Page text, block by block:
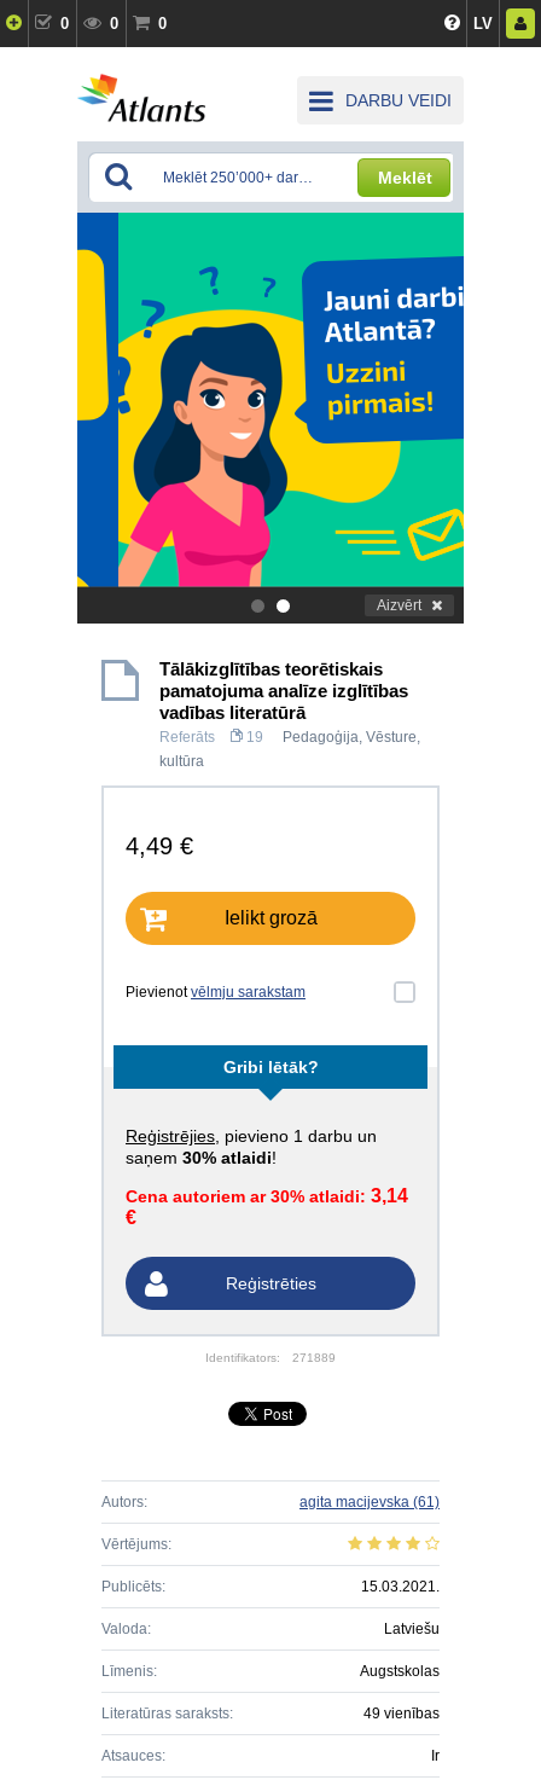
0 0 0 LV
DARBU VEIDI
Meklēt
. Aizvērt
Tālākizglītības teorētiskais
pamatojuma analīze izglītības
vadības literatūrā
Referāts 19 Pedagoģija, Vēsture,
kultūra
4,49 €
Ielikt grozā
Pievienotvēlmju sarakstam
Gribi lētāk?
Reģistrējies , pievieno 1 darbu un
saņem 30% atlaidi!
Cena autoriem ar 30% atlaidi: 3,14
€
Reģistrēties
Identifikators: 271889
Autors: agita macijevska (61)
Vērtējums:
Publicēts: 15.03.2021.
Valoda: Latviešu
Līmenis: Augstskolas
Literatūras saraksts: 49 vienības
Atsauces: Ir